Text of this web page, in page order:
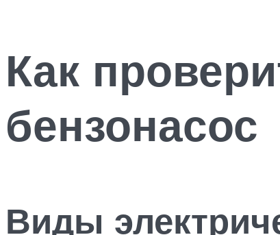
Как
бензонасос
Виды